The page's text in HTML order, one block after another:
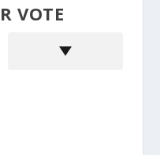
VOTE